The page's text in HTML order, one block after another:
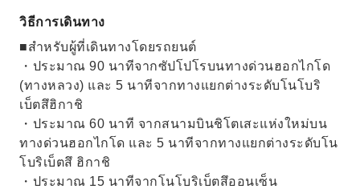
วิธีการเดินทาง
■สำหรับผู้ที่เดินทางโดยรถยนต์
・ประมาณ 90 นาทีจากซัปโปโรบนทางด่วนฮอกไกโด
(ทางหลวง) และ 5 นาทีจากทางแยกต่างระดับโนโบริ
เบ็ตสึฮิกาชิ
・ประมาณ 60 นาที จากสนามบินชิโตเสะแห่งใหม่บน
ทางด่วนฮอกไกโด และ 5 นาทีจากทางแยกต่างระดับโน
โบริเบ็ตสึ ฮิกาชิ
・ประมาณ 15 นาทีจากโนโบริเบ็ตสึออนเซ็น